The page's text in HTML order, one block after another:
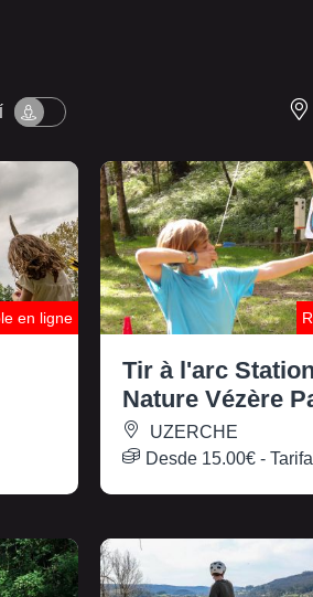
en ligne
Tir à l'arc
Nature Vézère
UZERCHE
Desde 15.00€ -